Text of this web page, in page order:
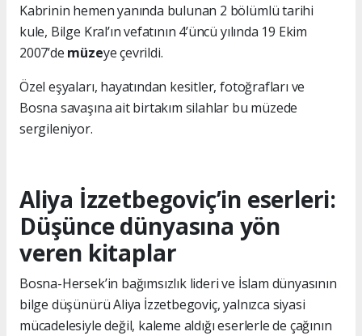
Kabrinin hemen yanında bulunan 2 bölümlü tarihi
kule, Bilge Kral’ın vefatının 4’üncü yılında 19 Ekim
2007’de müzeye çevrildi.
Özel eşyaları, hayatından kesitler, fotoğrafları ve
Bosna savaşına ait birtakım silahlar bu müzede
sergileniyor.
Aliya İzzetbegoviç’in eserleri:
Düşünce dünyasına yön
veren kitaplar
Bosna-Hersek’in bağımsızlık lideri ve İslam dünyasının
bilge düşünürü Aliya İzzetbegoviç, yalnızca siyasi
mücadelesiyle değil, kaleme aldığı eserlerle de çağının